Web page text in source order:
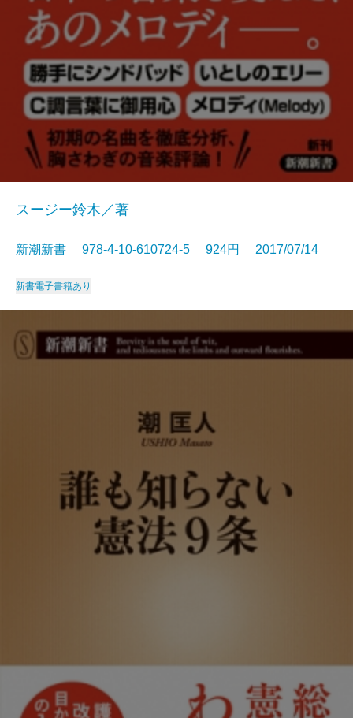
スージー鈴木／著
新潮新書 978-4-10-610724-5 924円 2017/07/14
新書電子書籍あり